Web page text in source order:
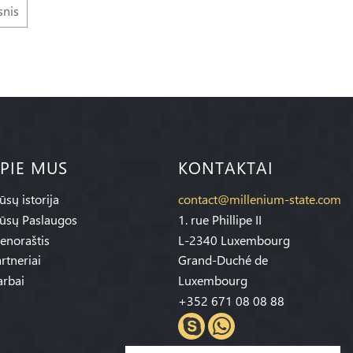
MUS
istorija
Paslaugos
KONTAKTAI
contact@millenium-state.com
1. rue Phillipe II
L-2340 Luxembourg
Grand-Duché de
Luxembourg
+352 671 08 08 88